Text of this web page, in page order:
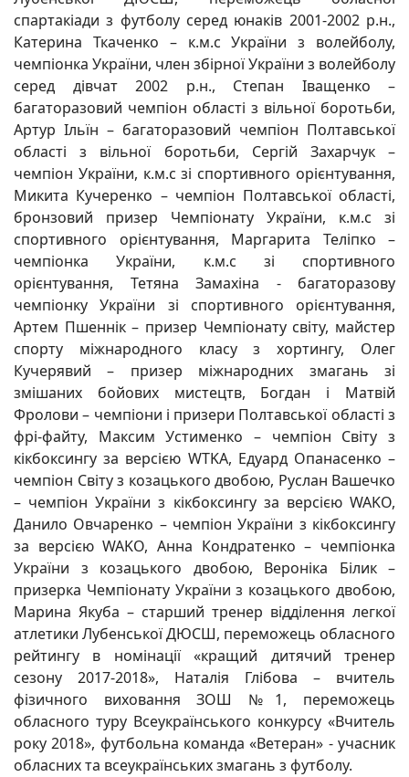
спартакіади з футболу серед юнаків 2001-2002 р.н.,
Катерина Ткаченко – к.м.с України з волейболу,
чемпіонка України, член збірної України з волейболу
серед дівчат 2002 р.н., Степан Іващенко –
багаторазовий чемпіон області з вільної боротьби,
Артур Ільїн – багаторазовий чемпіон Полтавської
області з вільної боротьби, Сергій Захарчук –
чемпіон України, к.м.с зі спортивного орієнтування,
Микита Кучеренко – чемпіон Полтавської області,
бронзовий призер Чемпіонату України, к.м.с зі
спортивного орієнтування, Маргарита Теліпко –
чемпіонка України, к.м.с зі спортивного
орієнтування, Тетяна Замахіна - багаторазову
чемпіонку України зі спортивного орієнтування,
Артем Пшеннік – призер Чемпіонату світу, майстер
спорту міжнародного класу з хортингу, Олег
Кучерявий – призер міжнародних змагань зі
змішаних бойових мистецтв, Богдан і Матвій
Фролови – чемпіони і призери Полтавської області з
фрі-файту, Максим Устименко – чемпіон Світу з
кікбоксингу за версією WTKA, Едуард Опанасенко –
чемпіон Світу з козацького двобою, Руслан Вашечко
– чемпіон України з кікбоксингу за версією WAKO,
Данило Овчаренко – чемпіон України з кікбоксингу
за версією WAKO, Анна Кондратенко – чемпіонка
України з козацького двобою, Вероніка Білик –
призерка Чемпіонату України з козацького двобою,
Марина Якуба – старший тренер відділення легкої
атлетики Лубенської ДЮСШ, переможець обласного
рейтингу в номінації «кращий дитячий тренер
сезону 2017-2018», Наталія Глібова – вчитель
фізичного виховання ЗОШ №1, переможець
обласного туру Всеукраїнського конкурсу «Вчитель
року 2018», футбольна команда «Ветеран» - учасник
обласних та всеукраїнських змагань з футболу.